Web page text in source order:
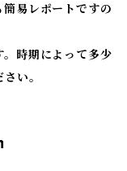
易レポートですの
時期によって多少
い。